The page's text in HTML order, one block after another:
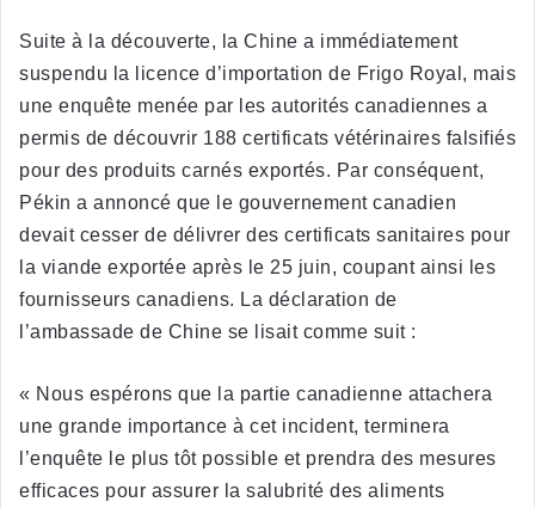
Suite à la découverte, la Chine a immédiatement
suspendu la licence d’importation de Frigo Royal, mais
une enquête menée par les autorités canadiennes a
permis de découvrir 188 certificats vétérinaires falsifiés
pour des produits carnés exportés. Par conséquent,
Pékin a annoncé que le gouvernement canadien
devait cesser de délivrer des certificats sanitaires pour
la viande exportée après le 25 juin, coupant ainsi les
fournisseurs canadiens. La déclaration de
l’ambassade de Chine se lisait comme suit :
« Nous espérons que la partie canadienne attachera
une grande importance à cet incident, terminera
l’enquête le plus tôt possible et prendra des mesures
efficaces pour assurer la salubrité des aliments